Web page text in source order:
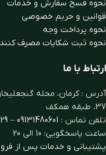
نحوه فسخ سفارش و خدمات
قوانین و حریم خصوصی
نحوه پرداخت وجه
نحوه ثبت شكايات مصرف
ارتباط با ما
آدرس : کرمان، محله
37، طبقه همکف
تلفن تماس : 09131480601
–
ساعت پاسخگویی: 10 الی 20
پشتیبانی و خدمات پس از